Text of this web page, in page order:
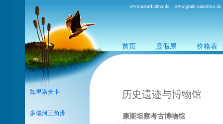
www.naturlichter.de www.grahl-naturfoto.de
首页 度假屋 价格表
如里洛夫卡
多瑙河三角洲
历史遗迹与博物馆